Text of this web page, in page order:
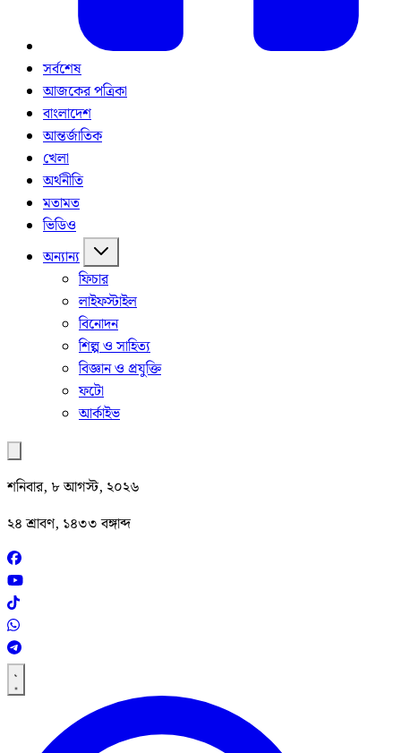
সর্বশেষ
আজকের পত্রিকা
বাংলাদেশ
আন্তর্জাতিক
খেলা
অর্থনীতি
মতামত
ভিডিও
অন্যান্য
ফিচার
লাইফস্টাইল
বিনোদন
শিল্প ও সাহিত্য
বিজ্ঞান ও প্রযুক্তি
ফটো
আর্কাইভ
শনিবার, ৮ আগস্ট, ২০২৬
২৪ শ্রাবণ, ১৪৩৩ বঙ্গাব্দ